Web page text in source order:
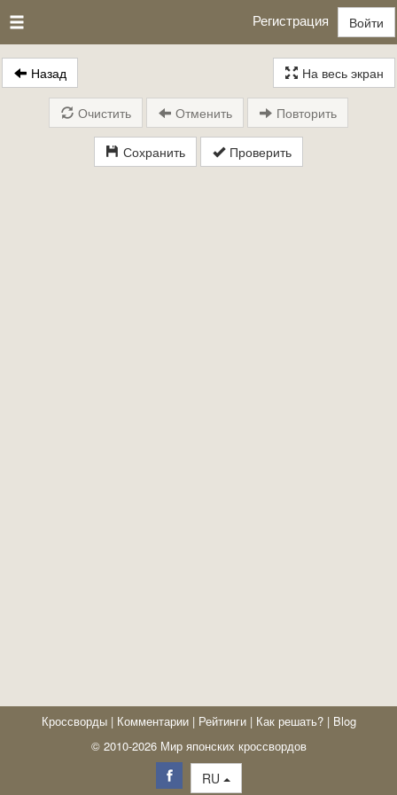
Регистрация Войти
Назад На весь экран
Сохранить Проверить
Очистить Отменить Повторить
Кроссворды | Комментарии | Рейтинги | Как решать? | Blog
© 2010-2026 Мир японских кроссвордов
RU